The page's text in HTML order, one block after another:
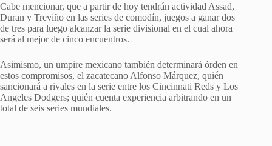
Cabe mencionar, que a partir de hoy tendrán actividad Assad,
Duran y Treviño en las series de comodín, juegos a ganar dos
de tres para luego alcanzar la serie divisional en el cual ahora
será al mejor de cinco encuentros.
Asimismo, un umpire mexicano también determinará órden en
estos compromisos, el zacatecano Alfonso Márquez, quién
sancionará a rivales en la serie entre los Cincinnati Reds y Los
Angeles Dodgers; quién cuenta experiencia arbitrando en un
total de seis series mundiales.